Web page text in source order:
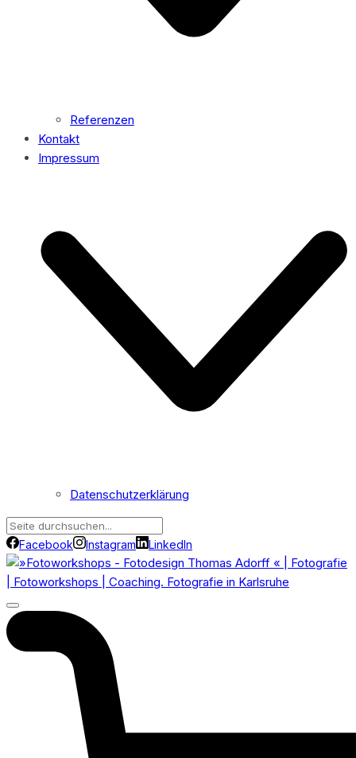
Referenzen
Kontakt
Impressum
Datenschutzerklärung
Facebook Instagram LinkedIn